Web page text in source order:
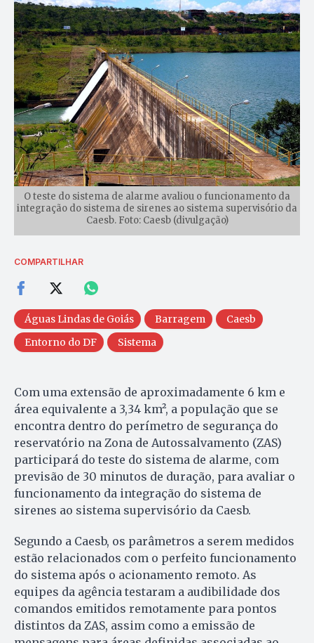
O teste do sistema de alarme avaliou o funcionamento da
integração do sistema de sirenes ao sistema supervisório da
Caesb. Foto: Caesb (divulgação)
COMPARTILHAR
Águas Lindas de Goiás Barragem
Caesb
Entorno do DF
Sistema
Com uma extensão de aproximadamente 6 km e
área equivalente a 3,34 km², a população que se
encontra dentro do perímetro de segurança do
reservatório na Zona de Autossalvamento (ZAS)
participará do teste do sistema de alarme, com
previsão de 30 minutos de duração, para avaliar o
funcionamento da integração do sistema de
sirenes ao sistema supervisório da Caesb.
Segundo a Caesb, os parâmetros a serem medidos
estão relacionados com o perfeito funcionamento
do sistema após o acionamento remoto. As
equipes da agência testaram a audibilidade dos
comandos emitidos remotamente para pontos
distintos da ZAS, assim como a emissão de